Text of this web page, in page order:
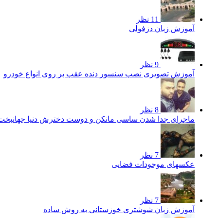
11 نظر
آموزش زبان دزفولی
9 نظر
آموزش تصویری نصب سنسور دنده عقب بر روی انواع خودرو
8 نظر
ماجرای جدا شدن ساسی مانکن و دوست دخترش دنیا
7 نظر
عکسهای موجودات فضایی
7 نظر
آموزش زبان شوشتری خوزستانی به روش ساده